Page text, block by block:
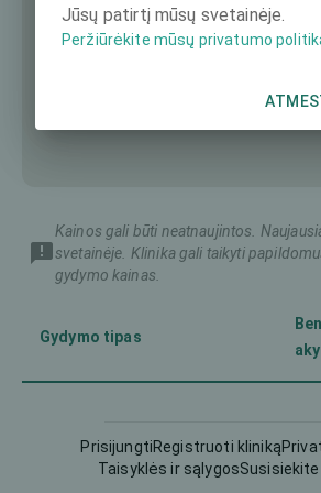
Kainos gali būti neatnaujintos.
svetainėje. Klinika gali taikyti
gydymo kainas.
Gydymo tipas
Intraokulinis lęšis (IOL) -
PrisijungtiRegistruoti kliniką
Taisyklės ir sąlygos
Jūsų patirtį mūsų svetainėje.
Peržiūrėkite mūsų privatumo